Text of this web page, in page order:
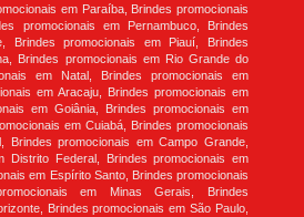
em Paraíba, Brindes promocionais
promocionais em Pernambuco, Brindes
Brindes promocionais em Piauí, Brindes
Brindes promocionais em Rio Grande do
em Natal, Brindes promocionais em
em Aracaju, Brindes promocionais em
em Goiânia, Brindes promocionais em
em Cuiabá, Brindes promocionais
promocionais em Campo Grande,
Distrito Federal, Brindes promocionais em
em Espírito Santo, Brindes promocionais
em Minas Gerais, Brindes
Brindes promocionais em São Paulo,